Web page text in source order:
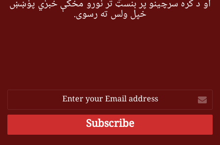
او د کره سرچینو پر بنسټ تر نورو مخکې خبري پوښښ
خپل ولس ته رسوي.
Enter
your
Email